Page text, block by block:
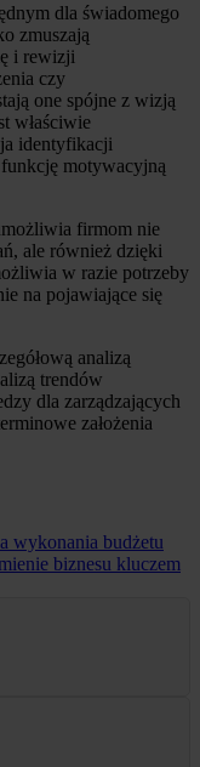
dla świadomego
zmuszają
i rewizji
czy
one spójne z wizją
właściwie
identyfikacji
motywacyjną
firmom nie
ale również dzięki
w razie potrzeby
na pojawiające się
analizą
trendów
dla zarządzających
założenia
wykonania budżetu
biznesu kluczem